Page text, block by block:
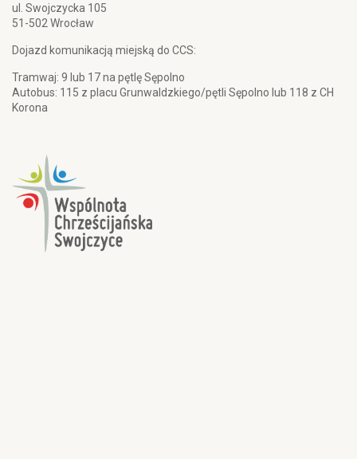
ul. Swojczycka 105
51-502 Wrocław
Dojazd komunikacją miejską do CCS:
Tramwaj: 9 lub 17 na pętlę Sępolno
Autobus: 115 z placu Grunwaldzkiego/pętli Sępolno lub 118 z CH
Korona